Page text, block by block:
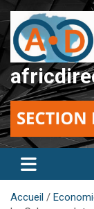
Aller
au
contenu
Accueil